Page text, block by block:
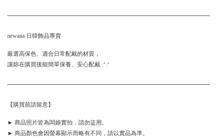
newana 日韓飾品專賣
嚴選高保色、適合日常配戴的材質，
讓妳在購買後能簡單保養、安心配戴 .ᐟ.ᐟ
【購買前請留意】
► 商品照片皆為闆娘實拍，請勿盜用。
► 商品顏色會因螢幕顯示而略有不同，請以實品為準。